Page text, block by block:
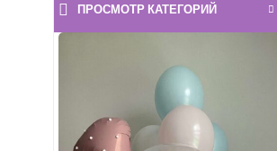
ПРОСМОТР КАТЕГОРИЙ